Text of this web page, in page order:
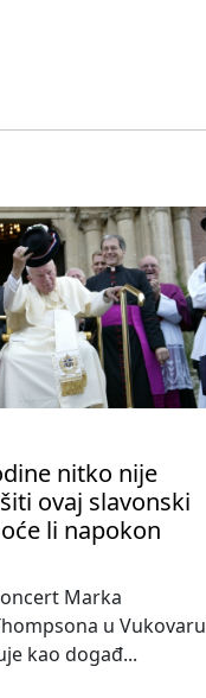
nitko nije
ovaj slavonski
li napokon
Marka
u Vukovaru
kao događ...